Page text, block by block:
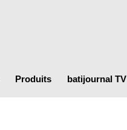
Produits batijournal TV